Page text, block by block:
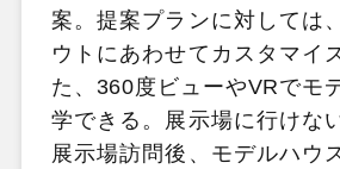
案。提案プランに対しては
ウトにあわせてカスタマイ
た、360度ビューやVRでモ
学できる。展示場に行けな
展示場訪問後、モデルハウ